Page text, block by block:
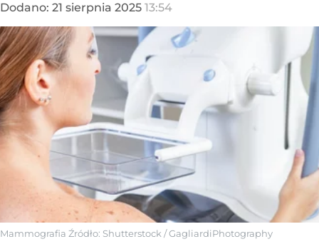
Dodano: 21 sierpnia 2025 13:54
Mammografia Źródło: Shutterstock /GagliardiPhotography